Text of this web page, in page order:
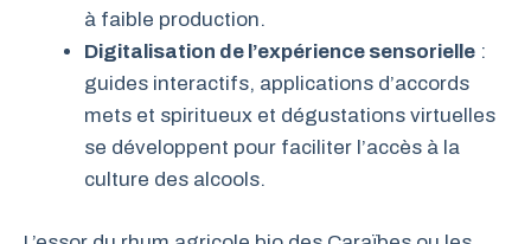
à faible production.
Digitalisation de l’expérience sensorielle :
guides interactifs, applications d’accords
mets et spiritueux et dégustations virtuelles
se développent pour faciliter l’accès à la
culture des alcools.